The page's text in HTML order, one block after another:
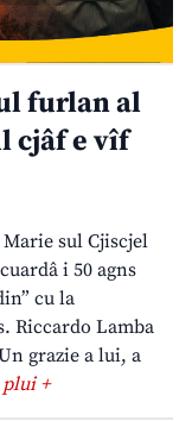
furlan al
cjâf e vîf
sul Cjiscjel
i 50 agns
cu la
Riccardo Lamba
grazie a lui, a
+